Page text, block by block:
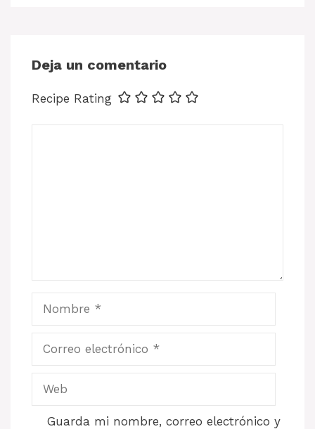
Deja un comentario
Recipe Rating
electrónico
Guarda mi nombre, correo electrónico y